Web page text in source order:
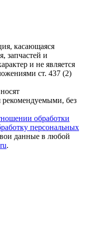
касающаяся
запчастей и
и не является
ст. 437 (2)
без
обработки
персональных
данные в любой
.